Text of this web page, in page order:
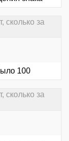
сколько за
100
сколько за